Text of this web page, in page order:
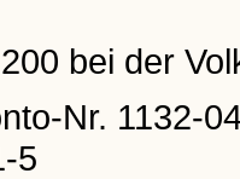
bei der
Nr. 1132-
5